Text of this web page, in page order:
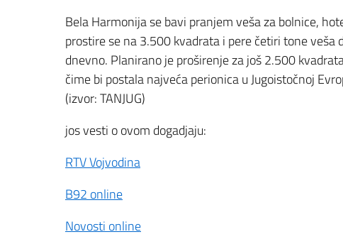
Bela Harmonija se bavi pranjem veša za bolnice,
prostire se na 3.500 kvadrata i pere četiri tone
dnevno. Planirano je proširenje za još 2.500
čime bi postala najveća perionica u Jugoistočnoj
(izvor: TANJUG)
jos vesti o ovom dogadjaju:
RTV Vojvodina
B92 online
Novosti online